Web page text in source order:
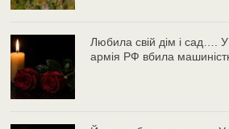
Любила свій дім і сад…. У
армія РФ вбила